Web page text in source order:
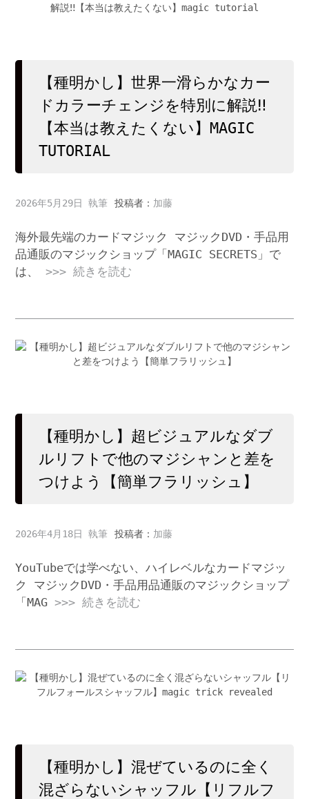
【種明かし】世界一滑らかなカー
ドカラーチェンジを特別に解説‼️
【本当は教えたくない】MAGIC
TUTORIAL
2026年5月29日 投稿者： 加藤
海外最先端のカードマジック マジックDVD・手品用
品通販のマジックショップ「MAGIC SECRETS」で
は、 >>> 続きを読む
【種明かし】超ビジュアルなダブ
ルリフトで他のマジシャンと差を
つけよう【簡単フラリッシュ】
2026年4月18日 投稿者： 加藤
YouTubeでは学べない、ハイレベルなカードマジッ
ク マジックDVD・手品用品通販のマジックショップ
「MAG >>> 続きを読む
【種明かし】混ぜているのに全く
混ざらないシャッフル【リフルフ